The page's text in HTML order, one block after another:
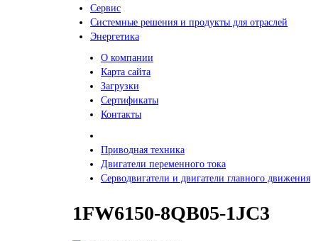
Сервис
Системные решения и продукты для отраслей
Энергетика
О компании
Карта сайта
Загрузки
Сертификаты
Контакты
Приводная техника
Двигатели переменного тока
Серводвигатели и двигатели главного движения
1FW6150-8QB05-1JC3